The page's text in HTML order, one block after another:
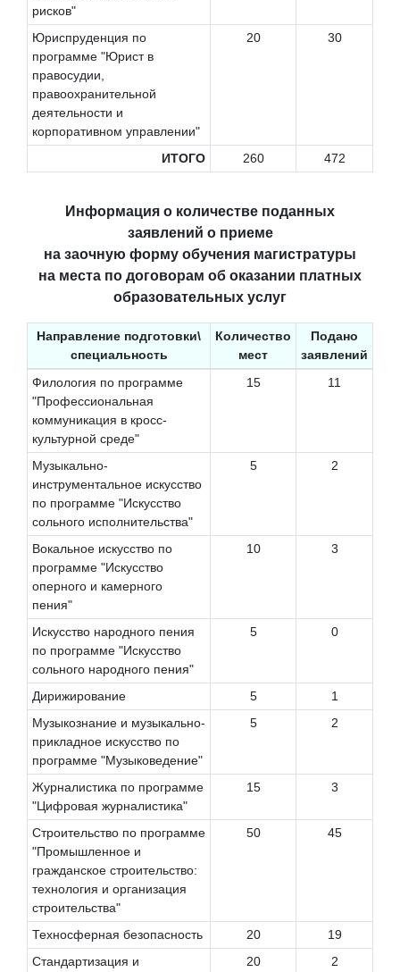
рисков"
Юриспруденция по
программе "Юрист в
правосудии,
правоохранительной
деятельности и
корпоративном управлении"
20 30
ИТОГО 260 472
Информация о количестве поданных
заявлений о приеме
на заочную форму обучения магистратуры
на места по договорам об оказании платных
образовательных услуг
Направление подготовки\
специальность
Количество
мест
Подано
заявлений
Филология по программе
"Профессиональная
коммуникация в кросс-
культурной среде"
15 11
Музыкально-
инструментальное искусство
по программе "Искусство
сольного исполнительства"
5 2
Вокальное искусство по
программе "Искусство
оперного и камерного
пения"
10 3
Искусство народного пения
по программе "Искусство
сольного народного пения"
5 0
Дирижирование 5
1
Музыкознание и музыкально-
прикладное искусство по
программе "Музыковедение"
5 2
Журналистика по программе
"Цифровая журналистика"
15 3
Строительство по программе
"Промышленное и
гражданское строительство:
технология и организация
строительства"
50 45
Техносферная безопасность 20
19
Стандартизация и
20 2